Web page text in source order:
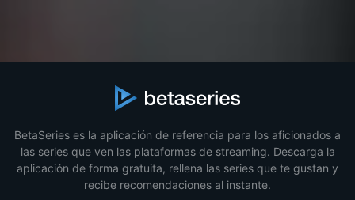
BetaSeries es la aplicación de referencia para los aficionados a
las series que ven las plataformas de streaming. Descarga la
aplicación de forma gratuita, rellena las series que te gustan y
recibe recomendaciones al instante.